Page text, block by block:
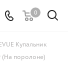
0
Купальник
(На поролоне)